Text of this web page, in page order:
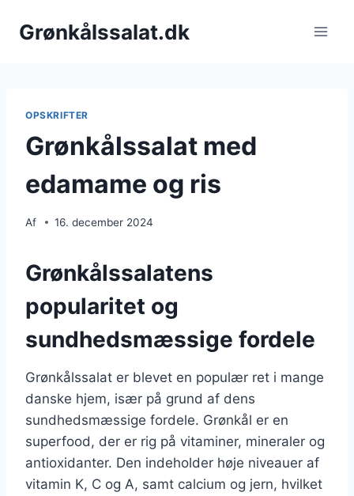
Grønkålssalat.dk
OPSKRIFTER
Grønkålssalat med
edamame og ris
Af 16. december 2024
Grønkålssalatens
popularitet og
sundhedsmæssige fordele
Grønkålssalat er blevet en populær ret i mange
danske hjem, især på grund af dens
sundhedsmæssige fordele. Grønkål er en
superfood, der er rig på vitaminer, mineraler og
antioxidanter. Den indeholder høje niveauer af
vitamin K, C og A, samt calcium og jern, hvilket